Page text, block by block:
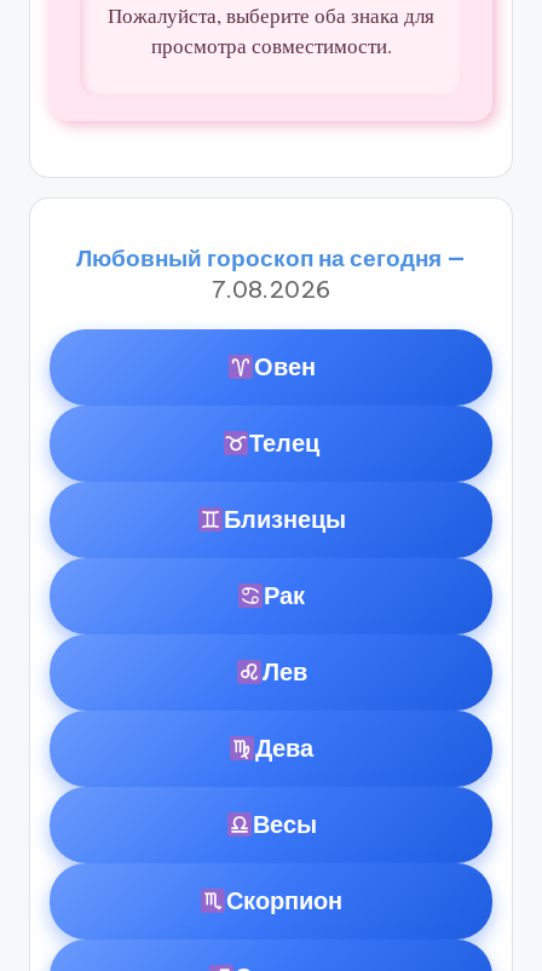
Пожалуйста, выберите оба знака для
просмотра совместимости.
Любовный гороскоп на сегодня —
7.08.2026
Овен
Телец
Близнецы
Рак
Лев
Дева
Весы
Скорпион